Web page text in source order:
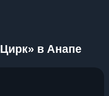
в Анапе